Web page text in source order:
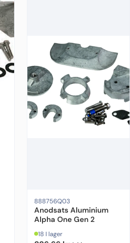
Alpha One Gen 1Material:Magnesium
888756Q03
Anodsats Aluminium
Alpha One Gen 2
18 I lager